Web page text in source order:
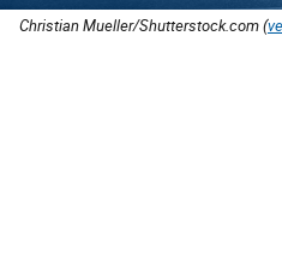
Christian Mueller/Shutterstock.com (